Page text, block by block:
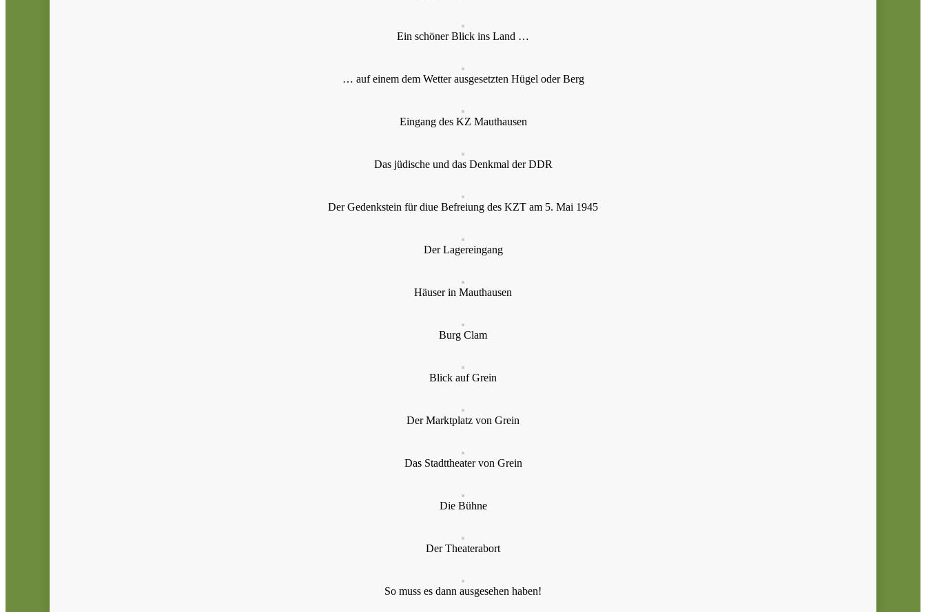
Ein schöner Blick ins Land …
… auf einem dem Wetter ausgesetzten Hügel oder Berg
Eingang des KZ Mauthausen
Das jüdische und das Denkmal der DDR
Der Gedenkstein für diue Befreiung des KZT am 5. Mai 1945
Der Lagereingang
Häuser in Mauthausen
Burg Clam
Blick auf Grein
Der Marktplatz von Grein
Das Stadttheater von Grein
Die Bühne
Der Theaterabort
So muss es dann ausgesehen haben!